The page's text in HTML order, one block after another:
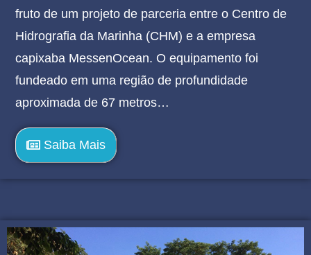
fruto de um projeto de parceria entre o Centro de
Hidrografia da Marinha (CHM) e a empresa
capixaba MessenOcean. O equipamento foi
fundeado em uma região de profundidade
aproximada de 67 metros…
Saiba Mais